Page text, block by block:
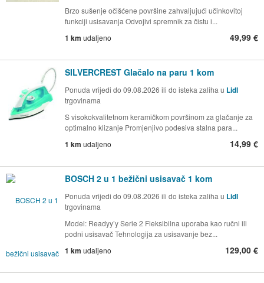
Brzo sušenje očišćene površine zahvaljujući učinkovitoj
funkciji usisavanja Odvojivi spremnik za čistu i...
1 km udaljeno 49,99 €
SILVERCREST Glačalo na paru 1 kom
Ponuda vrijedi do 09.08.2026 ili do isteka zaliha u Lidl
trgovinama
S visokokvalitetnom keramičkom površinom za glačanje za
optimalno klizanje Promjenjivo podesiva stalna para...
1 km udaljeno 14,99 €
BOSCH 2 u 1 bežični usisavač 1 kom
Ponuda vrijedi do 09.08.2026 ili do isteka zaliha u Lidl
trgovinama
Model: Readyy’y Serie 2 Fleksibilna uporaba kao ručni ili
podni usisavač Tehnologija za usisavanje bez...
1 km udaljeno 129,00 €